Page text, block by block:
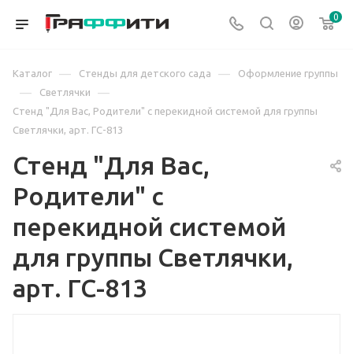
0
Каталог — Стенды для детского сада — Оформление группы
— Светлячки —
Стенд "Для Вас, Родители" с перекидной системой для группы
Светлячки, арт. ГС-813
Стенд "Для Вас,
Родители" с
перекидной системой
для группы Светлячки,
арт. ГС-813